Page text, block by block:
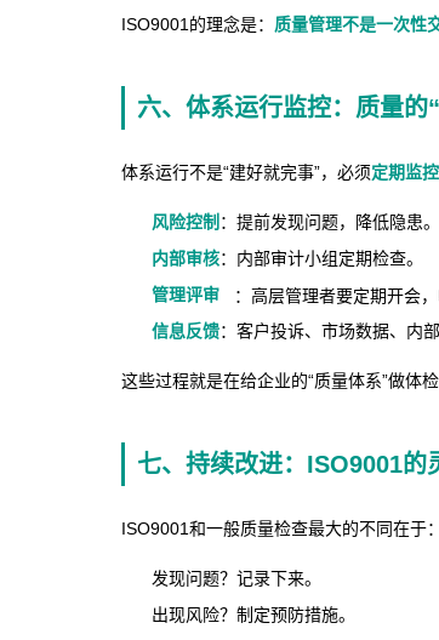
ISO9001的理念是： 质量管理不是一次性
六、体系运行监控：质量的
体系运行不是“建好就完事”，必须定期监控
风险控制 ：提前发现问题，降低隐患。
内部审核：内部审计小组定期检查。
管理评审
：高层管理者要定期开会
信息反馈：客户投诉、市场数据、内
这些过程就是在给企业的“质量体系”做体检
七、持续改进：ISO9001的
ISO9001和一般质量检查最大的不同在于：
发现问题？记录下来。
出现风险？制定预防措施。